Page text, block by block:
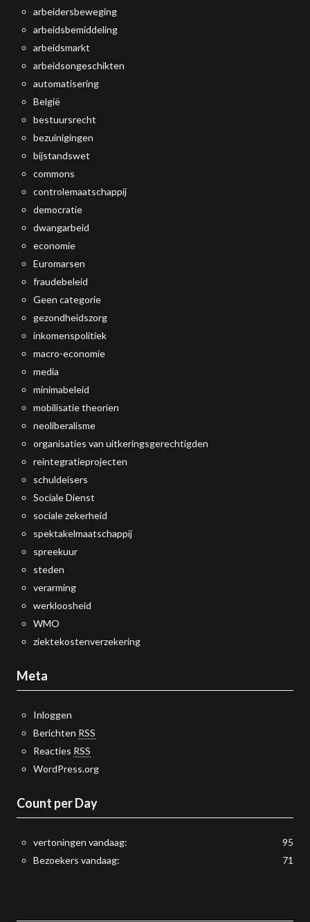
arbeidersbeweging
arbeidsbemiddeling
arbeidsmarkt
arbeidsongeschikten
automatisering
België
bestuursrecht
bezuinigingen
bijstandswet
commons
controlemaatschappij
democratie
dwangarbeid
economie
Euromarsen
fraudebeleid
Geen categorie
gezondheidszorg
inkomenspolitiek
macro-economie
media
minimabeleid
mobilisatie theorien
neoliberalisme
organisaties van uitkeringsgerechtigden
reintegratieprojecten
schuldeisers
Sociale Dienst
sociale zekerheid
spektakelmaatschappij
spreekuur
steden
verarming
werkloosheid
WMO
ziektekostenverzekering
Meta
Inloggen
Berichten RSS
Reacties RSS
WordPress.org
Count per Day
95
vertoningen vandaag:
71
Bezoekers vandaag: